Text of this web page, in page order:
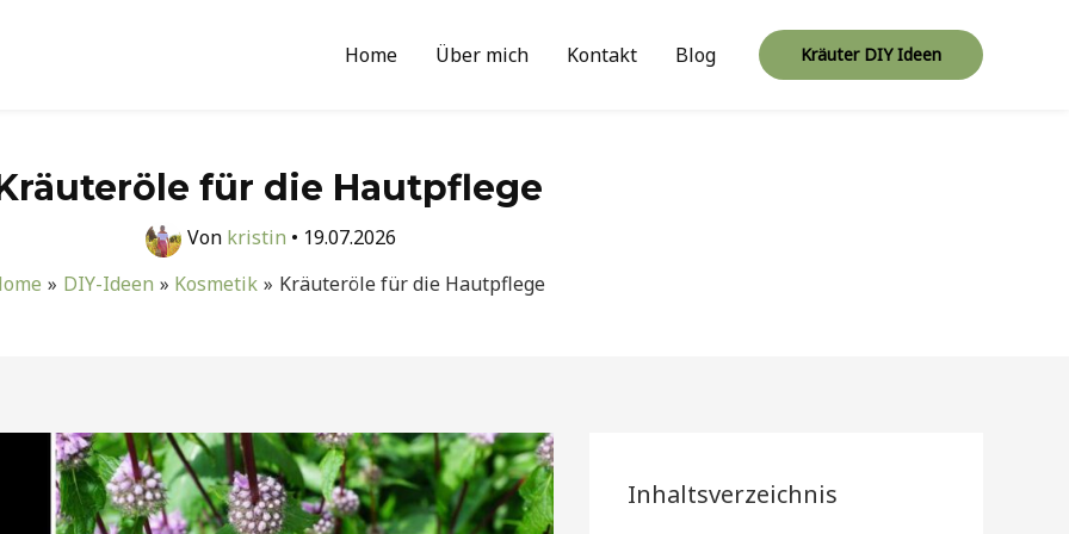
Home Über mich Kontakt Blog Kräuter DIY Ideen
für die Hautpflege
Von kristin • 19.07.2026
DIY-Ideen Kosmetik Kräuteröle für die Hautpflege
Inhaltsverzeichnis